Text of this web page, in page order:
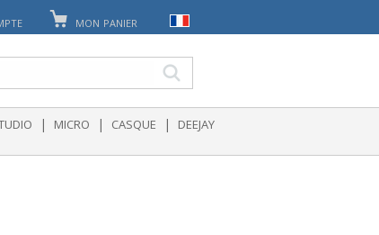
MON PANIER
| MICRO | CASQUE | DEEJAY